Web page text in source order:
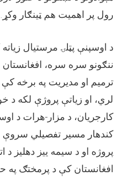
رول پر اهمیت هم ټینګار وکړ .
د اوسپنې پټلۍ مرستیال
ننګونو سره سره، افغانستان
ترمیم او مدیریت په برخه کې
لري، او زیاتې پروژې لکه د
کارجریان، د مزار-هرات د
کندهار مسیر تفصيلي سروې
پروژه او د سیمه ییز دهلیز
افغانستان کې د پرمختګ په